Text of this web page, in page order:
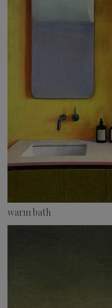
warm bath